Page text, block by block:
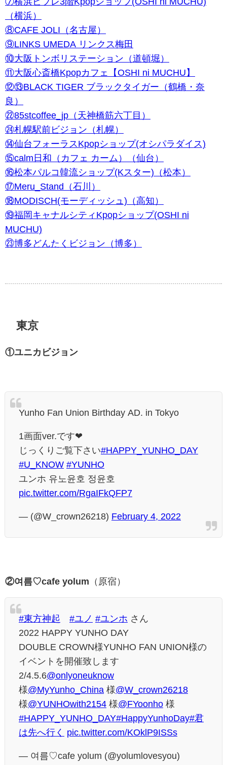
（横浜）
⑧CAFE JOLI（名古屋）
⑨LINKS UMEDA リンクス梅田
⑩大阪トンボリステーション（道頓堀）
⑪大阪心斎橋Kpopカフェ【OSHI ni MUCHU】
⑫⑬BLACK TIGER ブラックタイガー（鶴橋・奈
良）
㉒85stcoffee_jp（ 天神橋筋六丁目）
㉔札幌駅前ビジョン（札幌）
⑭仙台フォーラスKpopショップ(オシパラダイス)
⑮calm日和（カフェ カーム）（仙台）
⑯松本パルコ韓流ショップ(Kスター)（松本）
⑰Meru_Stand（石川）
⑱MODISCH(モーディッシュ)（高知）
⑲福岡キャナルシティKpopショップ(OSHI ni
MUCHU)
㉓博多どんたくビジョン（博多）
東京
①ユニカビジョン
Yunho Fan Union Birthday AD. in Tokyo
1画面ver.です❤
じっくりご覧下さい#HAPPY_YUNHO_DAY
#U_KNOW #YUNHO
ユンホ 유노윤호 정윤호
pic.twitter.com/RgaIFkQFP7
— (@W_crown26218) February 4, 2022
②여름♡cafe yolum （原宿）
#東方神起 #ユノ #ユンホ さん
2022 HAPPY YUNHO DAY
DOUBLE CROWN様YUNHO FAN UNION様の
イベントを開催致します
2/4.5.6@onlyoneuknow
様@MyYunho_China 様@W_crown26218
様@YUNHOwith2154 様@FYoonho 様
#HAPPY_YUNHO_DAY#HappyYunhoDay#君
は先へ行く
pic.twitter.com/KOklP9ISSs
— 여름♡cafe yolum (@yolumlovesyou)